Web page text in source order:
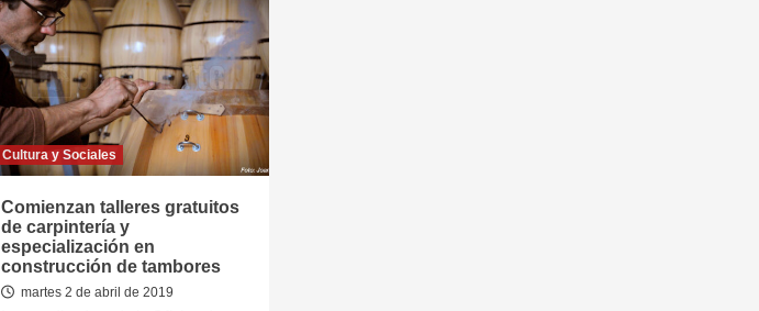
Cultura y Sociales
Comienzan talleres gratuitos
de carpintería y
especialización en
construcción de tambores
martes 2 de abril de 2019